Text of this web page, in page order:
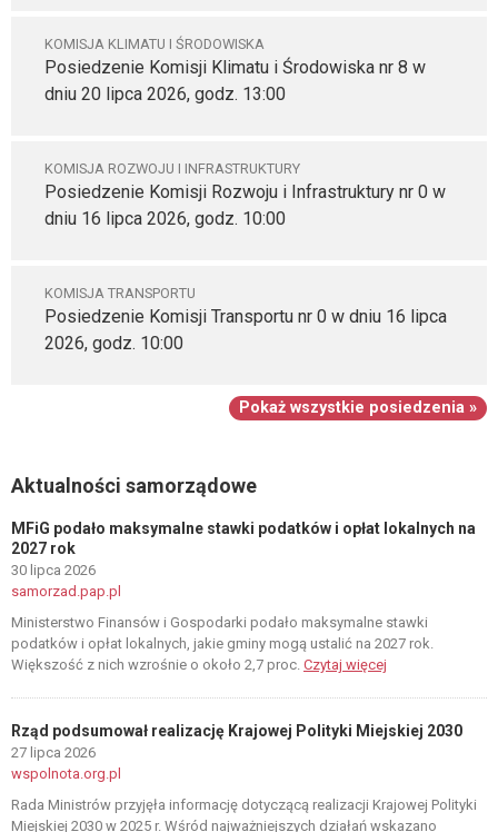
KOMISJA KLIMATU I ŚRODOWISKA
Posiedzenie Komisji Klimatu i Środowiska nr 8 w
dniu 20 lipca 2026, godz. 13:00
KOMISJA ROZWOJU I INFRASTRUKTURY
Posiedzenie Komisji Rozwoju i Infrastruktury nr 0 w
dniu 16 lipca 2026, godz. 10:00
KOMISJA TRANSPORTU
Posiedzenie Komisji Transportu nr 0 w dniu 16 lipca
2026, godz. 10:00
Pokaż wszystkie posiedzenia »
Aktualności samorządowe
MFiG podało maksymalne stawki podatków i opłat lokalnych na
2027 rok
30 lipca 2026
samorzad.pap.pl
Ministerstwo Finansów i Gospodarki podało maksymalne stawki
podatków i opłat lokalnych, jakie gminy mogą ustalić na 2027 rok.
Większość z nich wzrośnie o około 2,7 proc. Czytaj więcej
Rząd podsumował realizację Krajowej Polityki Miejskiej 2030
27 lipca 2026
wspolnota.org.pl
Rada Ministrów przyjęła informację dotyczącą realizacji Krajowej Polityki
Miejskiej 2030 w 2025 r. Wśród najważniejszych działań wskazano